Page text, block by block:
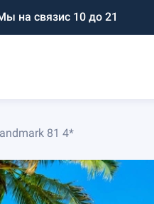
на связис 10 до 21
81 4*